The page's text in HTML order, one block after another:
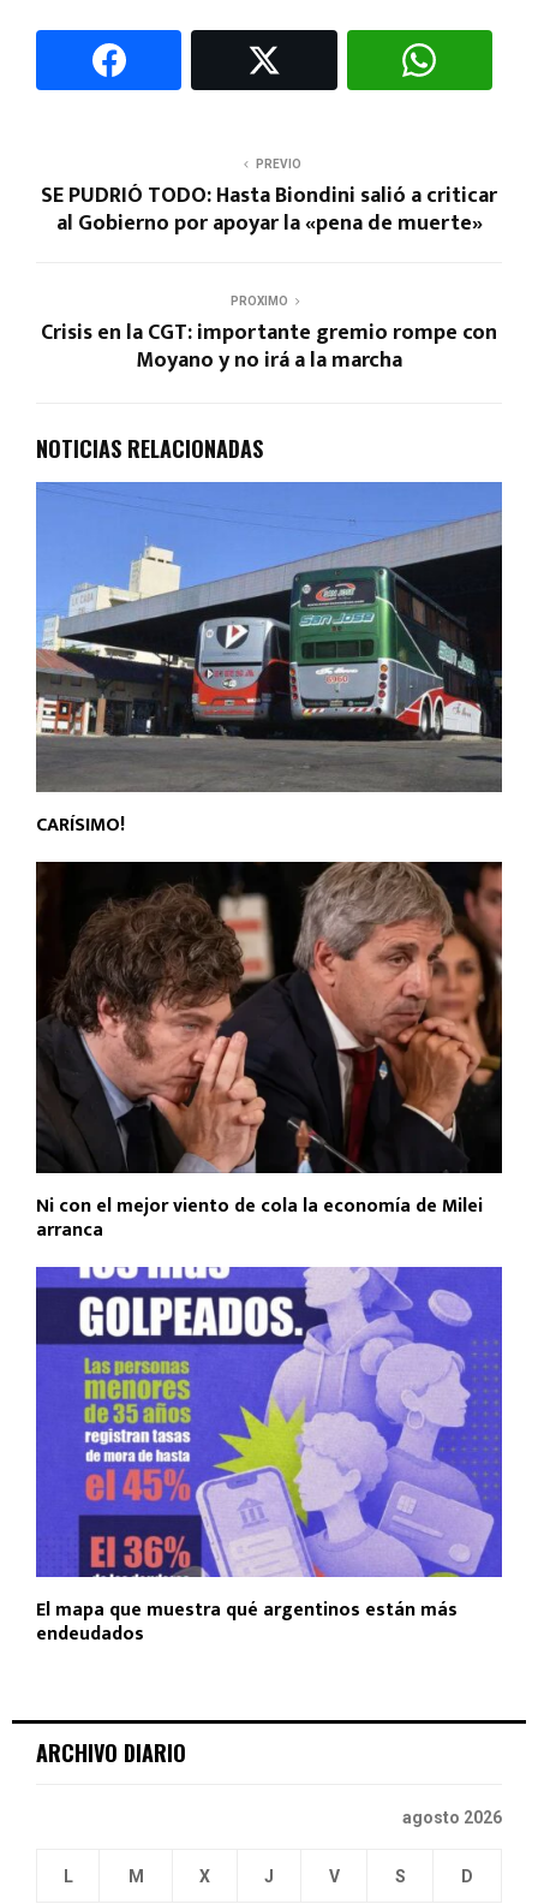
PREVIO
SE PUDRIÓ TODO: Hasta Biondini salió a criticar
al Gobierno por apoyar la «pena de muerte»
PROXIMO
Crisis en la CGT: importante gremio rompe con
Moyano y no irá a la marcha
NOTICIAS RELACIONADAS
CARÍSIMO!
Ni con el mejor viento de cola la economía de Milei
arranca
El mapa que muestra qué argentinos están más
endeudados
ARCHIVO DIARIO
agosto 2026
L M X J V S D